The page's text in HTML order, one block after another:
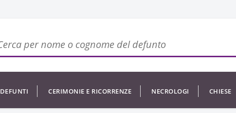
DEFUNTI CERIMONIE E RICORRENZE NECROLOGI CHIESE